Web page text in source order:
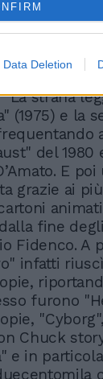
Data Deletion
si dedica
(la
strana
(1975) e la
del 1980
E
grazie ai
fine
Fidenco. A
infatti
furono
Chuck
e in